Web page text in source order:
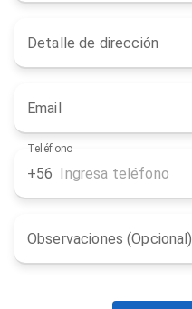
Detalle de dirección
Email
Teléfono
+56
Observaciones (Opcional)